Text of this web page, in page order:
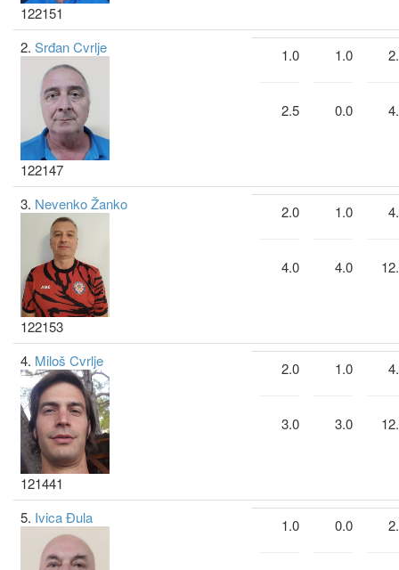
122151
2. Srđan Cvrlje
122147
1.0
2.5
1.0
0.0
3. Nevenko Žanko
122153
2.0
4.0
1.0
4.0
4. Miloš Cvrlje
121441
2.0
3.0
1.0
3.0
5. Ivica Đula 1.0 0.0